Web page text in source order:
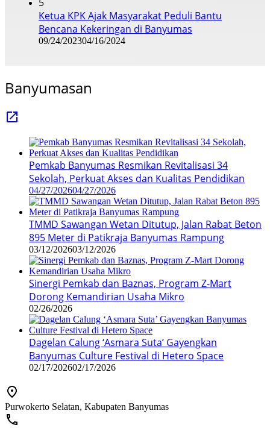
Ketua KPK Ajak Masyarakat Peduli Bantu
Bencana Kekeringan di Banyumas
09/24/202304/16/2024
Banyumasan
Pemkab Banyumas Resmikan Revitalisasi 34
Sekolah, Perkuat Akses dan Kualitas Pendidikan
04/27/202604/27/2026
TMMD Sawangan Wetan Ditutup, Jalan Rabat Beton
895 Meter di Patikraja Banyumas Rampung
03/12/202603/12/2026
Sinergi Pemkab dan Baznas, Program Z-Mart
Dorong Kemandirian Usaha Mikro
02/26/2026
Dagelan Calung ‘Asmara Suta’ Gayengkan
Banyumas Culture Festival di Hetero Space
02/17/202602/17/2026
Purwokerto Selatan, Kabupaten Banyumas